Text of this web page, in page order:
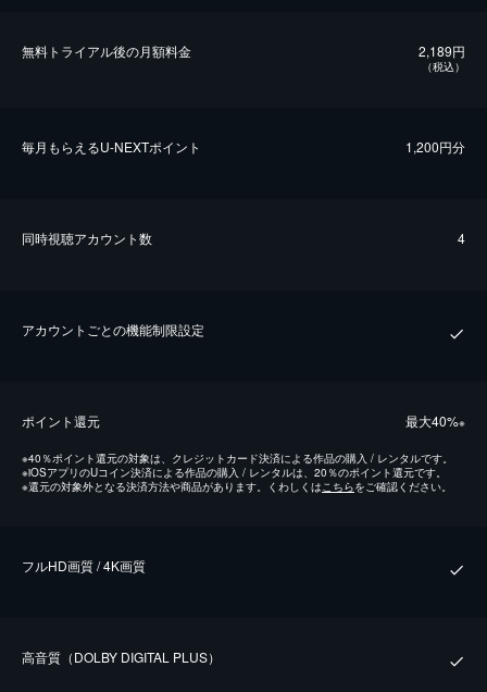
無料トライアル後の⽉額料金 2,189円
（税込）
毎⽉もらえるU-NEXTポイント 1,200円分
同時視聴アカウント数 4
アカウントごとの機能制限設定
ポイント還元 最⼤40%※
※40％ポイント還元の対象は、クレジットカード決済による作品の購入 / レンタルです。
※iOSアプリのUコイン決済による作品の購入 / レンタルは、20％のポイント還元です。
※還元の対象外となる決済方法や商品があります。くわしくはこちらをご確認ください。
フルHD画質 / 4K画質
⾼⾳質（DOLBY DIGITAL PLUS）